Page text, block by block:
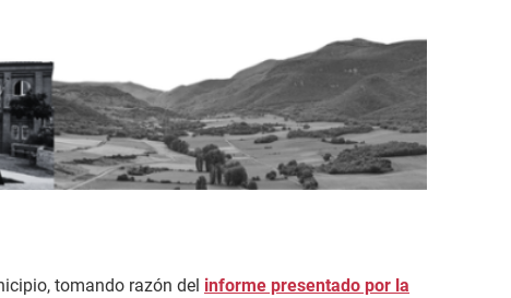
tomando razón del informe presentado por la